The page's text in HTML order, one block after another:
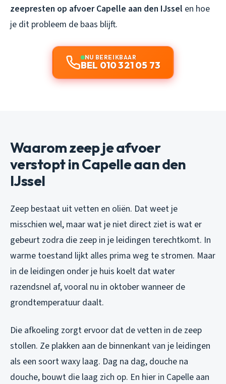
zeepresten op afvoer Capelle aan den IJssel en hoe
je dit probleem de baas blijft.
NU BEREIKBAAR
BEL 010 321 05 73
Waarom zeep je afvoer
verstopt in Capelle aan den
IJssel
Zeep bestaat uit vetten en oliën. Dat weet je
misschien wel, maar wat je niet direct ziet is wat er
gebeurt zodra die zeep in je leidingen terechtkomt. In
warme toestand lijkt alles prima weg te stromen. Maar
in de leidingen onder je huis koelt dat water
razendsnel af, vooral nu in oktober wanneer de
grondtemperatuur daalt.
Die afkoeling zorgt ervoor dat de vetten in de zeep
stollen. Ze plakken aan de binnenkant van je leidingen
als een soort waxy laag. Dag na dag, douche na
douche, bouwt die laag zich op. En hier in Capelle aan